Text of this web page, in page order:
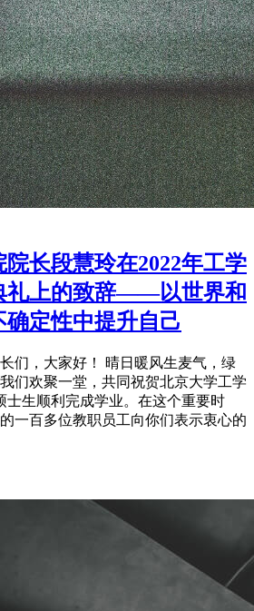
长段慧玲在2022年工学
礼上的致辞——以世界和
定性中提升自己
们，大家好！ 晴日暖风生麦气，绿
们欢聚一堂，共同祝贺北京大学工学
士生顺利完成学业。在这个重要时
一百多位教职员工向你们表示衷心的